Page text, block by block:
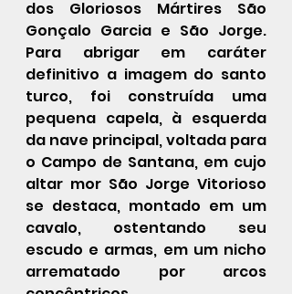
dos Gloriosos Mártires São
Gonçalo Garcia e São Jorge.
Para abrigar em caráter
definitivo a imagem do santo
turco, foi construída uma
pequena capela, à esquerda
da nave principal, voltada para
o Campo de Santana, em cujo
altar mor São Jorge Vitorioso
se destaca, montado em um
cavalo, ostentando seu
escudo e armas, em um nicho
arrematado por arcos